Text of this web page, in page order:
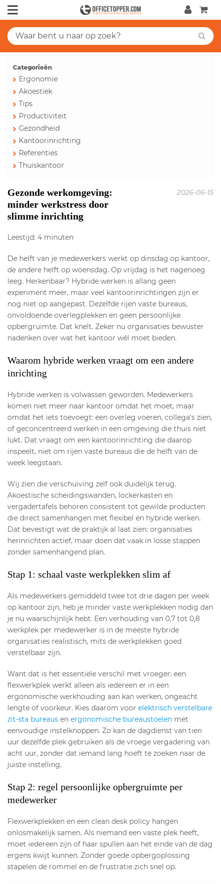
Categorieën
Ergonomie
Akoestiek
Tips
Productiviteit
Gezondheid
Kantoorinrichting
Referenties
Thuiskantoor
Gezonde werkomgeving:
minder werkstress door
slimme inrichting
2026-06-15
Leestijd: 4 minuten
De helft van je medewerkers werkt op dinsdag op kantoor,
de andere helft op woensdag. Op vrijdag is het nagenoeg
leeg. Herkenbaar? Hybride werken is allang geen
experiment meer, maar veel kantoorinrichtingen zijn er
nog niet op aangepast. Dezelfde rijen vaste bureaus,
onvoldoende overlegplekken en geen persoonlijke
opbergruimte. Dat knelt. Zeker nu organisaties bewuster
nadenken over wat het kantoor wél moet bieden.
Waarom hybride werken vraagt om een andere
inrichting
Hybride werken is volwassen geworden. Medewerkers
komen niet meer naar kantoor omdat het moet, maar
omdat het iets toevoegt: een overleg voeren, collega's zien,
of geconcentreerd werken in een omgeving die thuis niet
lukt. Dat vraagt om een kantoorinrichting die daarop
inspeelt, niet om rijen vaste bureaus die de helft van de
week leegstaan.
Wij zien die verschuiving zelf ook duidelijk terug.
Akoestische scheidingswanden, lockerkasten en
vergadertafels behoren consistent tot gewilde producten
die direct samenhangen met flexibel en hybride werken.
Dat bevestigt wat de praktijk al laat zien: organisaties
herinrichten actief, maar doen dat vaak in losse stappen
zonder samenhangend plan.
Stap 1: schaal vaste werkplekken slim af
Als medewerkers gemiddeld twee tot drie dagen per week
op kantoor zijn, heb je minder vaste werkplekken nodig dan
je nu waarschijnlijk hebt. Een verhouding van 0,7 tot 0,8
werkplek per medewerker is in de meeste hybride
organisaties realistisch, mits de werkplekken goed
verstelbaar zijn.
Want dat is het essentiële verschil met vroeger: een
flexwerkplek werkt alleen als iedereen er in een
ergonomische werkhouding aan kan werken, ongeacht
lengte of voorkeur. Kies daarom voor elektrisch verstelbare
zit-sta bureaus en ergonomische bureaustoelen met
eenvoudige instelknoppen. Zo kan de dag­dienst van tien
uur dezelfde plek gebruiken als de vroege vergadering van
acht uur, zonder dat iemand lang hoeft te zoeken naar de
juiste instelling.
Stap 2: regel persoonlijke opbergruimte per
medewerker
Flexwerkplekken en een clean desk policy hangen
onlosmakelijk samen. Als niemand een vaste plek heeft,
moet iedereen zijn of haar spullen aan het einde van de dag
ergens kwijt kunnen. Zonder goede opbergoplossing
stapelen de rommel en de frustratie zich snel op.